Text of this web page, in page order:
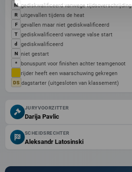
M gediskwalificeerd vanwege tijdsoverschrijding
R uitgevallen tijdens de heat
F gevallen maar niet gediskwalificeerd
T gediskwalificeerd vanwege valse start
d gediskwalificeerd
N niet gestart
* bonuspunt voor finishen achter teamgenoot
rijder heeft een waarschuwing gekregen
DS dagstarter (uitgesloten van klassement)
JURYVOORZITTER
Darija Pavlic
SCHEIDSRECHTER
Aleksandr Latosinski